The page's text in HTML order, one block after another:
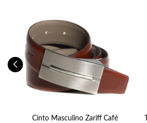
Cinto Masculino Zariff Café